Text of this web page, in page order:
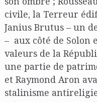
civile, la Terreur
Janius Brutus – un
– aux côté de Solon
valeurs de la
une partie de
et Raymond Aron
stalinisme